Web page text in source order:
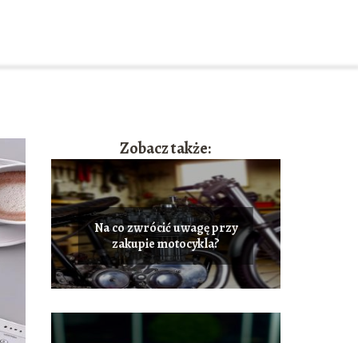
Zobacz także:
Na co zwrócić uwagę przy
zakupie motocykla?